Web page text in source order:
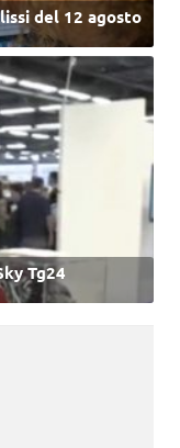
del 12 agosto
Tg24